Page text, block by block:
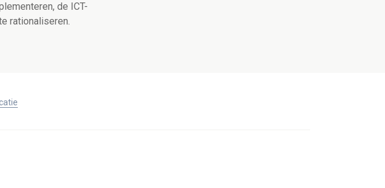
de ICT-
rationaliseren.